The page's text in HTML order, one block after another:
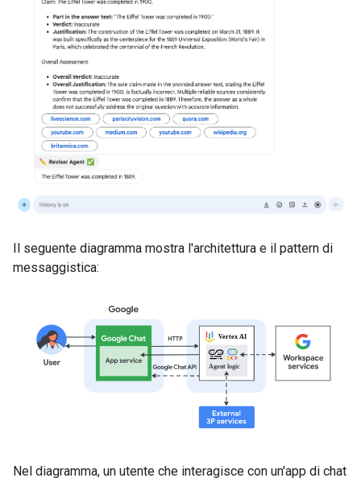
Il seguente diagramma mostra l'architettura e il pattern di
messaggistica:
Nel diagramma, un utente che interagisce con un'app di chat